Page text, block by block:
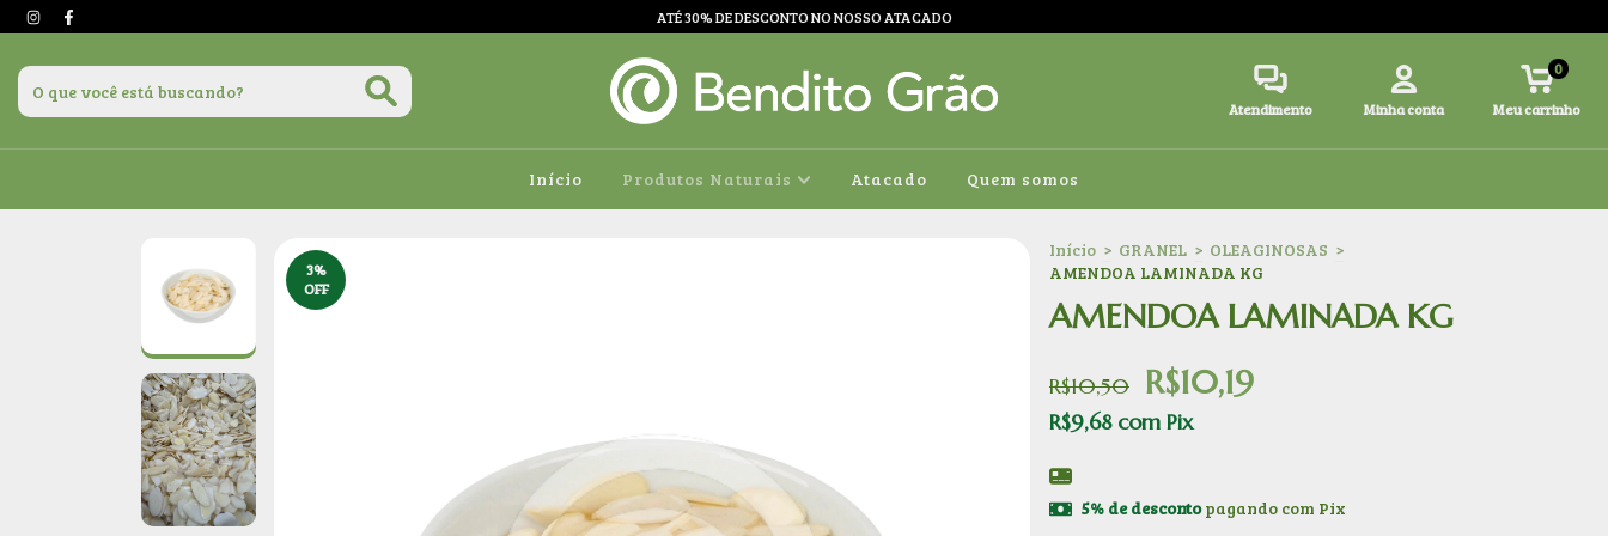
ATÉ 30% DE DESCONTO NO NOSSO ATACADO
Atendimento Minha conta Meu carrinho
0
Início Produtos Naturais Atacado Quem somos
3%
OFF
Início > GRANEL > OLEAGINOSAS >
AMENDOA LAMINADA KG
AMENDOA LAMINADA KG
R$10,50 R$10,19
R$9,68 com Pix
5% de descontopagando com Pix